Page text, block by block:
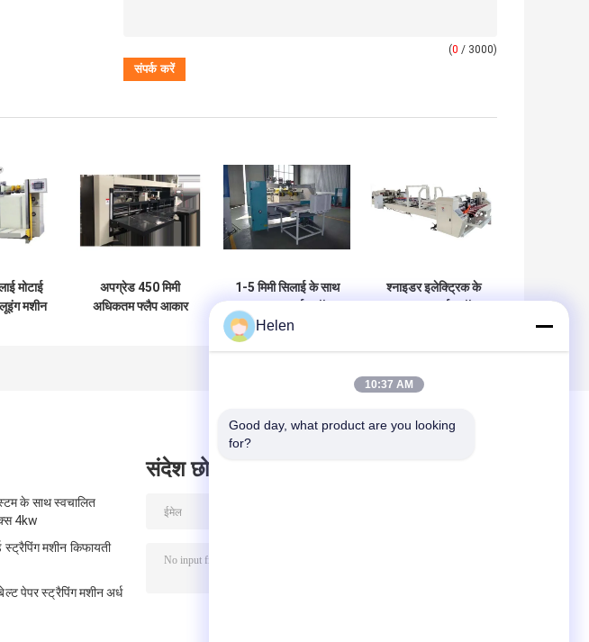
(0 / 3000)
मोटाई
मशीन
अपग्रेड 450 मिमी
अधिकतम फ्लैप आकार
1-5 मिमी सिलाई के साथ
सिलाई मशीन
श्नाइडर इलेक्ट्रिक के
के साथ स्वचालित
4kw
स्ट्रैपिंग मशीन किफायती
पेपर स्ट्रैपिंग मशीन अर्ध
संदेश छोड़ दो
Helen
10:37 AM
Good day, what product are you looking
for?